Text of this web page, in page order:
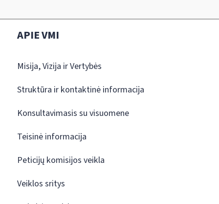
APIE VMI
Misija, Vizija ir Vertybės
Struktūra ir kontaktinė informacija
Konsultavimasis su visuomene
Teisinė informacija
Peticijų komisijos veikla
Veiklos sritys